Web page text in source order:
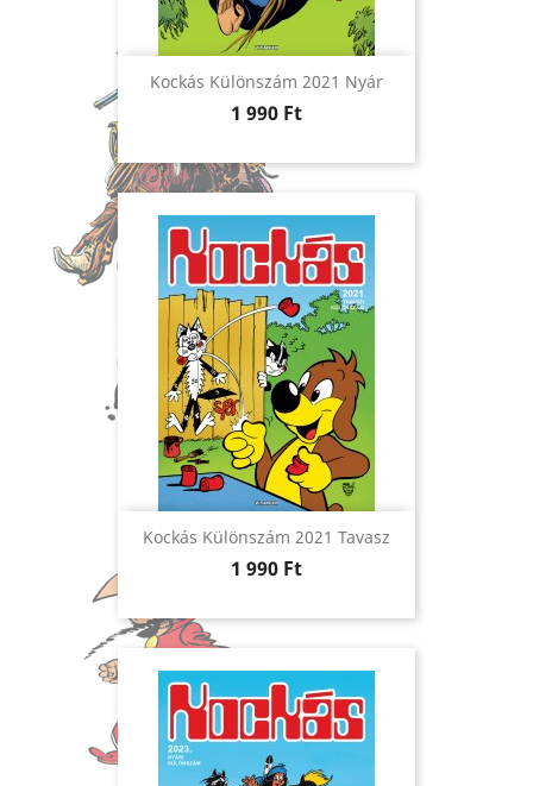
Kockás Különszám 2021 Nyár
Ár
1 990 Ft
Kockás Különszám 2021 Tavasz
Ár
1 990 Ft